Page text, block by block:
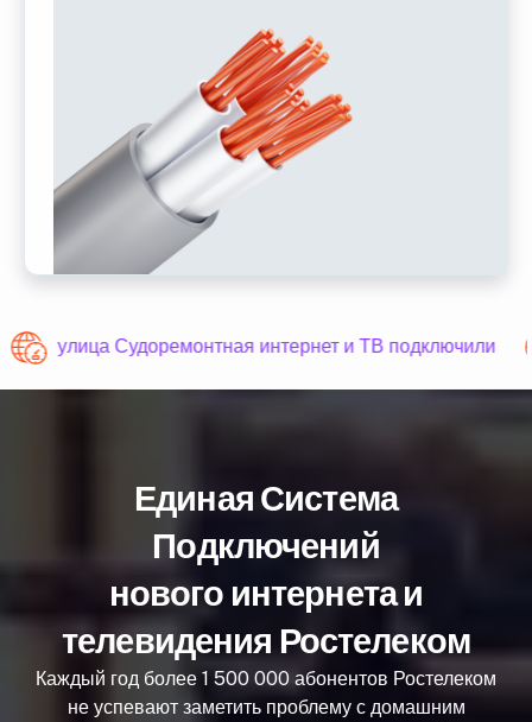
улица Судоремонтная интернет и ТВ подключили
Единая Система
Подключений
нового интернета и
телевидения Ростелеком
Каждый год более 1 500 000 абонентов Ростелеком
не успевают заметить проблему с домашним